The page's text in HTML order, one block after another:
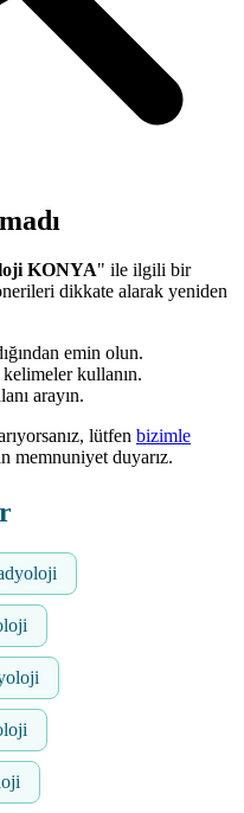
KONYA" ile ilgili bir
dikkate alarak yeniden
emin olun.
kullanın.
arayın.
lütfen bizimle
memnuniyet duyarız.